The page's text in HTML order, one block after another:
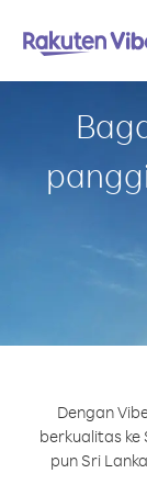
Dengan
berkualitas ke
pun Sri